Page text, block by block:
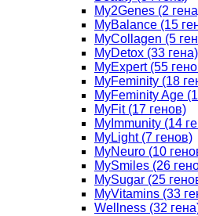
My2Genes (2
MyBalance (15
MyCollagen (5
MyDetox (33 гена)
MyExpert (55
MyFeminity (18
MyFeminity Age
MyFit (17 генов)
MyImmunity (14
MyLight (7 генов)
MyNeuro (10
MySmiles (26
MySugar (25
MyVitamins (33
Wellness (32